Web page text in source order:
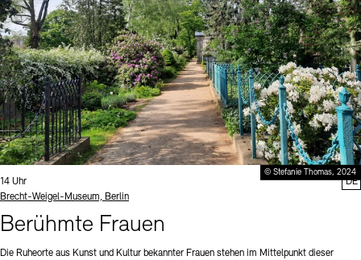
© Stefanie Thomas, 2024
Uhrzeit:
14 Uhr
Standort
Brecht-Weigel-Museum, Berlin
Berühmte Frauen
Die Ruheorte aus Kunst und Kultur bekannter Frauen stehen im Mittelpunkt dieser
DE